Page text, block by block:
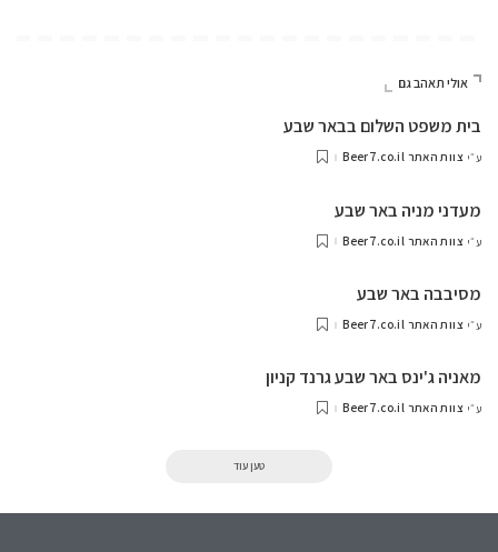
אולי תאהב גם
בית משפט השלום בבאר שבע
ע״י צוות האתר Beer7.co.il
מעדני מניה באר שבע
ע״י צוות האתר Beer7.co.il
מסיבבה באר שבע
ע״י צוות האתר Beer7.co.il
מאניה ג'ינס באר שבע גרנד קניון
ע״י צוות האתר Beer7.co.il
טען עוד